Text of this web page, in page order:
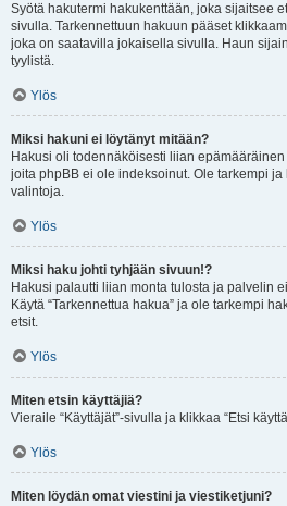
Syötä hakutermi hakukenttään, joka sijaitsee
sivulla. Tarkennettuun hakuun pääset
joka on saatavilla jokaisella sivulla. Haun
tyylistä.
Ylös
Miksi hakuni ei löytänyt mitään?
Hakusi oli todennäköisesti liian
joita phpBB ei ole indeksoinut. Ole tarkempi ja
valintoja.
Ylös
Miksi haku johti tyhjään sivuun!?
Hakusi palautti liian monta tulosta ja palvelin
Käytä “Tarkennettua hakua” ja ole tarkempi
etsit.
Ylös
Miten etsin käyttäjiä?
Vieraile “Käyttäjät”-sivulla ja klikkaa “Etsi
Ylös
Miten löydän omat viestini ja viestiketjuni?